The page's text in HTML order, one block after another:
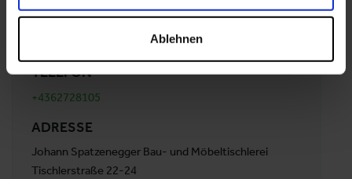
Ablehnen
E-MAIL
TELEFON
+4362728105
ADRESSE
Johann Spatzenegger Bau- und Möbeltischlerei
Tischlerstraße 22-24